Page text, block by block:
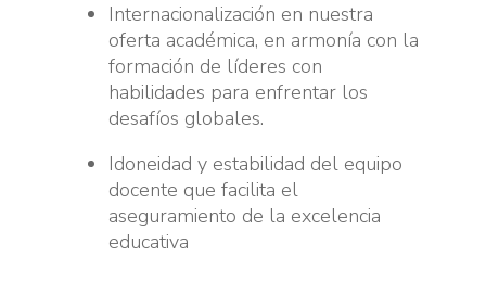
Internacionalización en nuestra
oferta académica, en armonía con la
formación de líderes con
habilidades para enfrentar los
desafíos globales.
Idoneidad y estabilidad del equipo
docente que facilita el
aseguramiento de la excelencia
educativa